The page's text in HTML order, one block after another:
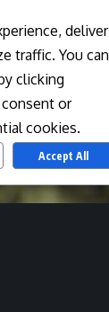
deliver
traffic. You can
clicking
or
cookies.
Accept All